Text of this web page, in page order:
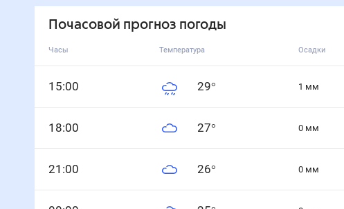
Почасовой прогноз погоды
Часы Температура Осадки
15:00 29° 1 мм
18:00 27° 0мм
21 :00 26° 0мм